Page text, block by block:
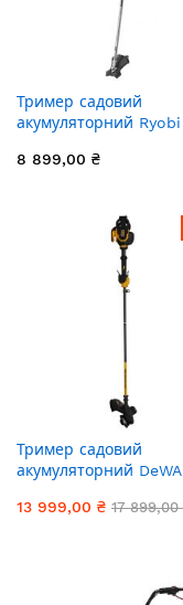
Тример садовий
акумуляторний Ryobi
ліска 30см ергоремені
8 899,00 ₴
Тример садовий
акумуляторний
ЗП
13 999,00 ₴ 17 899,00